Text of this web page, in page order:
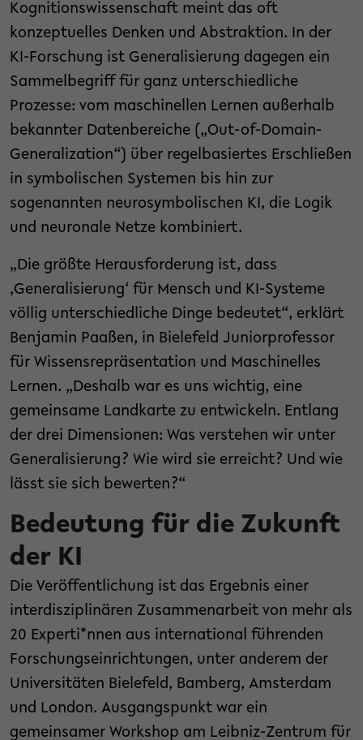
Kognitionswissenschaft meint das oft
konzeptuelles Denken und Abstraktion. In der
KI-Forschung ist Generalisierung dagegen ein
Sammelbegriff für ganz unterschiedliche
Prozesse: vom maschinellen Lernen außerhalb
bekannter Datenbereiche („Out-of-Domain-
Generalization“) über regelbasiertes Erschließen
in symbolischen Systemen bis hin zur
sogenannten neurosymbolischen KI, die Logik
und neuronale Netze kombiniert.
„Die größte Herausforderung ist, dass
‚Generalisierung‘ für Mensch und KI-Systeme
völlig unterschiedliche Dinge bedeutet“, erklärt
Benjamin Paaßen, in Bielefeld Juniorprofessor
für Wissensrepräsentation und Maschinelles
Lernen. „Deshalb war es uns wichtig, eine
gemeinsame Landkarte zu entwickeln. Entlang
der drei Dimensionen: Was verstehen wir unter
Generalisierung? Wie wird sie erreicht? Und wie
lässt sie sich bewerten?“
Bedeutung für die Zukunft
der KI
Die Veröffentlichung ist das Ergebnis einer
interdisziplinären Zusammenarbeit von mehr als
20 Experti*nnen aus international führenden
Forschungseinrichtungen, unter anderem der
Universitäten Bielefeld, Bamberg, Amsterdam
und London. Ausgangspunkt war ein
gemeinsamer Workshop am Leibniz-Zentrum für